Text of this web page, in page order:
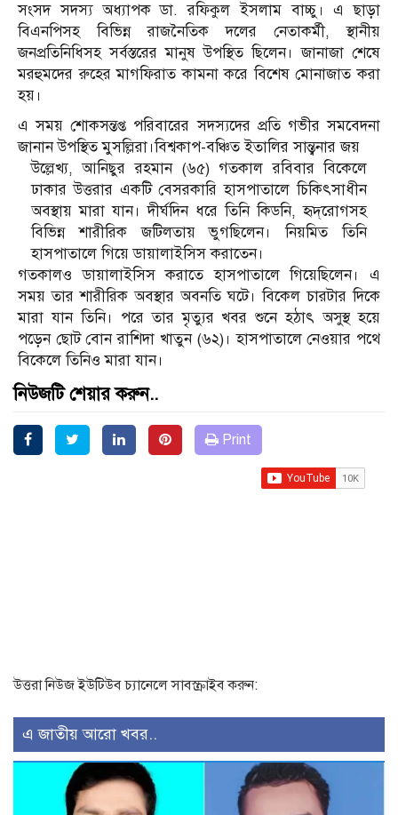
সংসদ সদস্য অধ্যাপক ডা. রফিকুল ইসলাম বাচ্চু। এ ছাড়া
বিএনপিসহ বিভিন্ন রাজনৈতিক দলের নেতাকর্মী, স্থানীয়
জনপ্রতিনিধিসহ সর্বস্তরের মানুষ উপস্থিত ছিলেন। জানাজা শেষে
মরহুমদের রুহের মাগফিরাত কামনা করে বিশেষ মোনাজাত করা
হয়।
এ সময় শোকসন্তপ্ত পরিবারের সদস্যদের প্রতি গভীর সমবেদনা
জানান উপস্থিত মুসল্লিরা।বিশ্বকাপ-বঞ্চিত ইতালির সান্ত্বনার জয়
উল্লেখ্য, আনিছুর রহমান (৬৫) গতকাল রবিবার বিকেলে
ঢাকার উত্তরার একটি বেসরকারি হাসপাতালে চিকিৎসাধীন
অবস্থায় মারা যান। দীর্ঘদিন ধরে তিনি কিডনি, হৃদ্‌রোগসহ
বিভিন্ন শারীরিক জটিলতায় ভুগছিলেন। নিয়মিত তিনি
হাসপাতালে গিয়ে ডায়ালাইসিস করাতেন।
গতকালও ডায়ালাইসিস করাতে হাসপাতালে গিয়েছিলেন। এ
সময় তার শারীরিক অবস্থার অবনতি ঘটে। বিকেল চারটার দিকে
মারা যান তিনি। পরে তার মৃত্যুর খবর শুনে হঠাৎ অসুস্থ হয়ে
পড়েন ছোট বোন রাশিদা খাতুন (৬২)। হাসপাতালে নেওয়ার পথে
বিকেলে তিনিও মারা যান।
নিউজটি শেয়ার করুন..
Print
উত্তরা নিউজ ইউটিউব চ্যানেলে সাবস্ক্রাইব করুন:
এ জাতীয় আরো খবর..